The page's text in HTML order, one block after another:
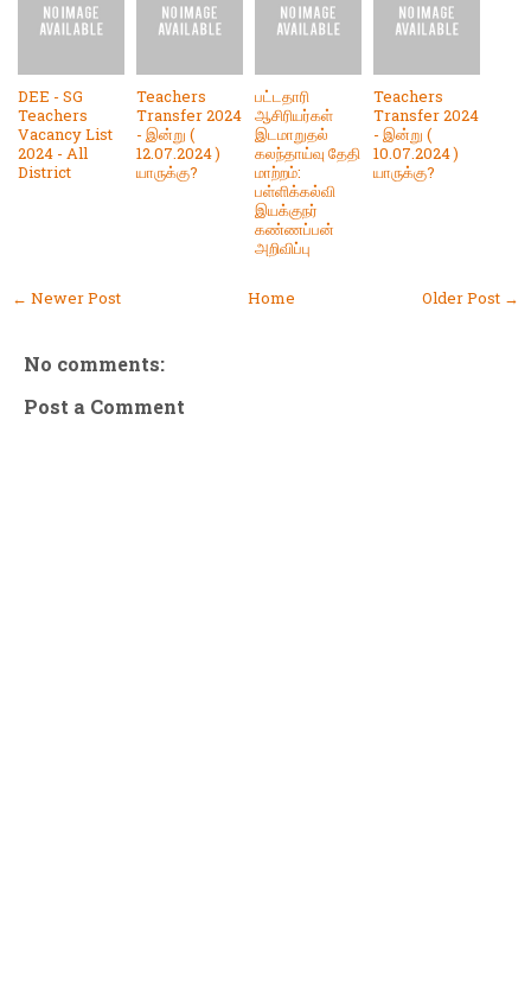
DEE - SG
Teachers
Vacancy List
2024 - All
District
Teachers
Transfer 2024
- இன்று (
12.07.2024 )
யாருக்கு?
பட்டதாரி
ஆசிரியர்கள்
இடமாறுதல்
கலந்தாய்வு தேதி
மாற்றம்:
பள்ளிக்கல்வி
இயக்குநர்
கண்ணப்பன்
அறிவிப்பு
Teachers
Transfer 2024
- இன்று (
10.07.2024 )
யாருக்கு?
← Newer Post Older Post →
Home
No comments:
Post a Comment